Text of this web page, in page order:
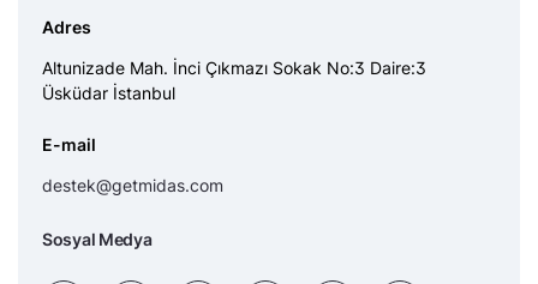
Adres
Altunizade Mah. İnci Çıkmazı Sokak No:3 Daire:3
Üsküdar İstanbul
E-mail
destek@getmidas.com
Sosyal Medya